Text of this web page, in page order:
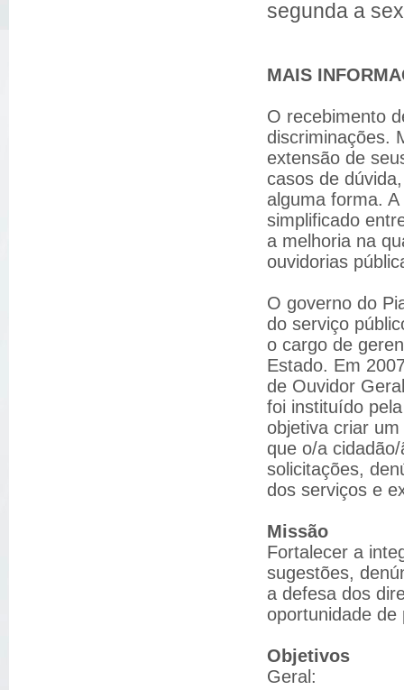
segunda a
MAIS
O recebimento
discriminações.
extensão de
casos de
alguma forma.
simplificado
a melhoria na
ouvidorias
O governo do
do serviço
o cargo de
Estado. Em
de Ouvidor
foi instituído
objetiva criar
que o/a
solicitações,
dos serviços e
Missão
Fortalecer a
sugestões,
a defesa dos
oportunidade de
Objetivos
Geral: